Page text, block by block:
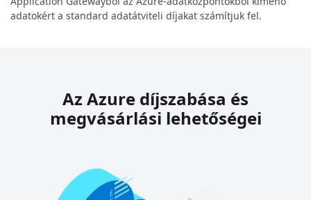
adatokért a standard adatátviteli díjakat számítjuk fel.
Az Azure díjszabása és
megvásárlási lehetőségei